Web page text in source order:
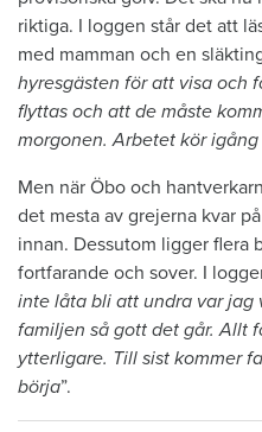
riktiga. I loggen står det att
med mamman och en
hyresgästen för att visa och
flyttas och att de måste
morgonen. Arbetet kör igång
Men när Öbo och
det mesta av grejerna kvar
innan. Dessutom ligger flera
fortfarande och sover. I
inte låta bli att undra var jag
familjen så gott det går. Allt
ytterligare. Till sist kommer
börja”.